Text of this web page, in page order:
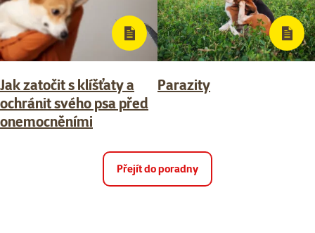
Jak zatočit s klíšťaty a
ochránit svého psa před
onemocněními
Parazity
Přejít do poradny